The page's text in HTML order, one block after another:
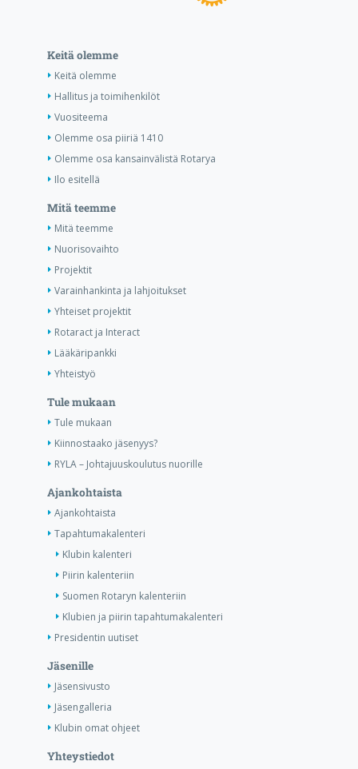
Keitä olemme
Keitä olemme
Hallitus ja toimihenkilöt
Vuositeema
Olemme osa piiriä 1410
Olemme osa kansainvälistä Rotarya
Ilo esitellä
Mitä teemme
Mitä teemme
Nuorisovaihto
Projektit
Varainhankinta ja lahjoitukset
Yhteiset projektit
Rotaract ja Interact
Lääkäripankki
Yhteistyö
Tule mukaan
Tule mukaan
Kiinnostaako jäsenyys?
RYLA – Johtajuuskoulutus nuorille
Ajankohtaista
Ajankohtaista
Tapahtumakalenteri
Klubin kalenteri
Piirin kalenteriin
Suomen Rotaryn kalenteriin
Klubien ja piirin tapahtumakalenteri
Presidentin uutiset
Jäsenille
Jäsensivusto
Jäsengalleria
Klubin omat ohjeet
Yhteystiedot